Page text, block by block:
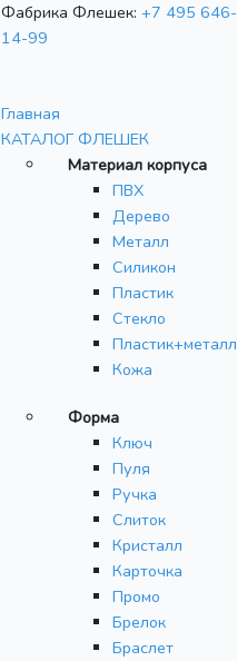
Фабрика Флешек: +7 495 646-
14-99
Главная
КАТАЛОГ ФЛЕШЕК
Материал корпуса
ПВХ
Дерево
Металл
Силикон
Пластик
Стекло
Пластик+металл
Кожа
Форма
Ключ
Пуля
Ручка
Слиток
Кристалл
Карточка
Промо
Брелок
Браслет